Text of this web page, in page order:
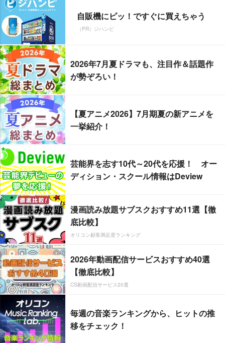
自販機にピッ！ですぐに買えちゃう
（PR）ジハンピ
2026年7月夏ドラマも、注目作＆話題作
が勢ぞろい！
【夏アニメ2026】7月期夏の新アニメを
一挙紹介！
芸能界を志す10代～20代を応援！ オー
ディション・スクール情報はDeview
漫画読み放題サブスクおすすめ11選【徹
底比較】
オリコン顧客満足度ランキング
2026年動画配信サービスおすすめ40選
【徹底比較】
CS動画配信サービス20選
毎週の音楽ランキングから、ヒットの推
移をチェック！